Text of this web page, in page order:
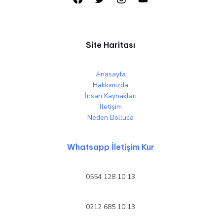
Site Haritası
Anasayfa
Hakkımızda
İnsan Kaynakları
İletişim
Neden Bolluca
Whatsapp İletişim Kur
0554 128 10 13
0212 685 10 13